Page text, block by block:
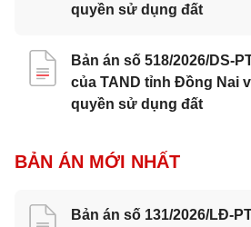
quyền sử dụng đất
Bản án số 518/2026/DS-
của TAND tỉnh Đồng Nai
quyền sử dụng đất
BẢN ÁN MỚI NHẤT
Bản án số 131/2026/LĐ-